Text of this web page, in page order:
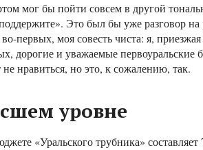
мог бы пойти совсем в другой
Это был бы уже разговор
первых, моя совесть чиста: я,
дорогие и уважаемые
нравиться, но это, к сожалению, так.
уровне
«Уральского трубника»